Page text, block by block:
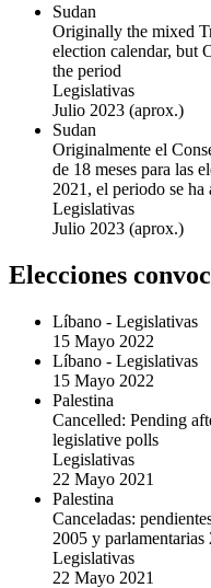
Sudan
Originally the mixed
election calendar, but
the period
Legislativas
Julio 2023 (aprox.)
Sudan
Originalmente el
de 18 meses para las
2021, el periodo se ha
Legislativas
Julio 2023 (aprox.)
Elecciones
Líbano - Legislativas
15 Mayo 2022
Líbano - Legislativas
15 Mayo 2022
Palestina
Cancelled: Pending
legislative polls
Legislativas
22 Mayo 2021
Palestina
Canceladas:
2005 y parlamentarias
Legislativas
22 Mayo 2021